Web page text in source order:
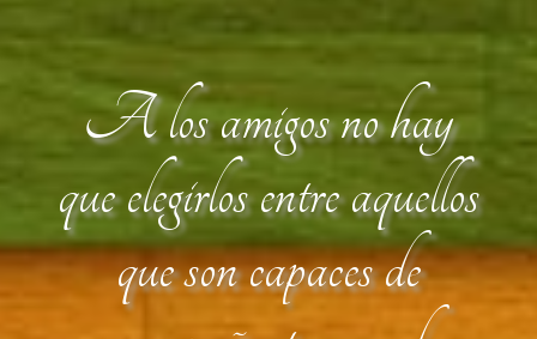
A los amigos no hay
que elegirlos entre aquellos
que son capaces de